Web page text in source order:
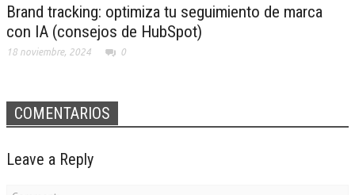
Brand tracking: optimiza tu seguimiento de marca
con IA (consejos de HubSpot)
18 noviembre, 2024 0
COMENTARIOS
Leave a Reply